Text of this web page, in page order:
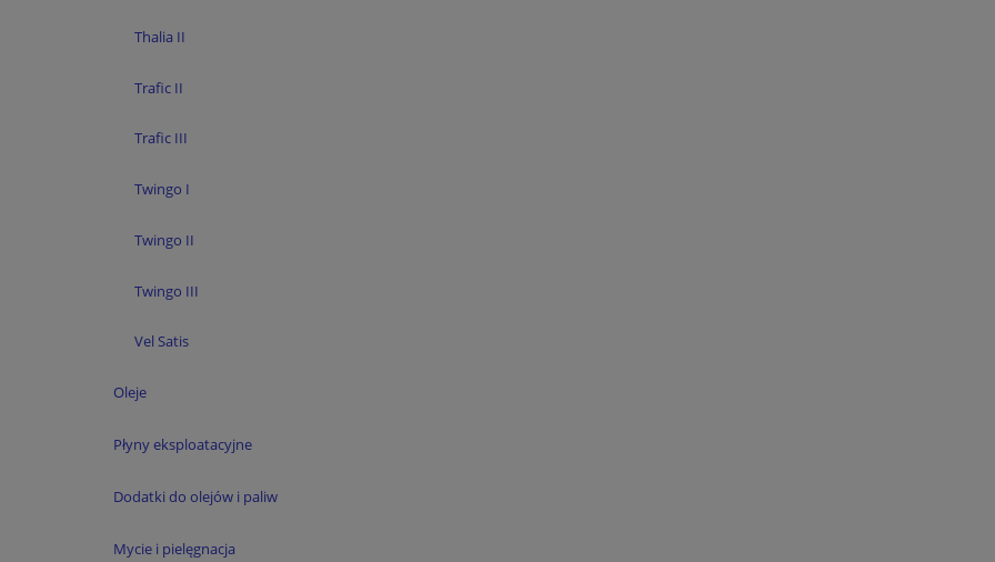
Thalia II
Trafic II
Trafic III
Twingo I
Twingo II
Twingo III
Vel Satis
Oleje
Płyny eksploatacyjne
Dodatki do olejów i paliw
Mycie i pielęgnacja